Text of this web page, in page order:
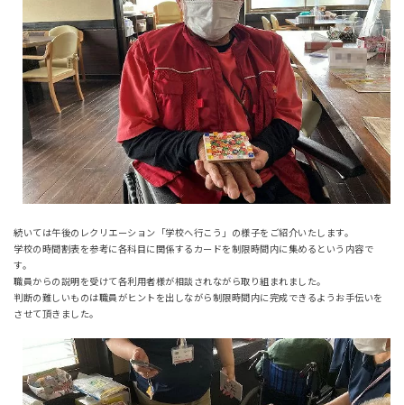
続いては午後のレクリエーション「学校へ行こう」の様子をご紹介いたします。
学校の時間割表を参考に各科目に関係するカードを制限時間内に集めるという内容で
す。
職員からの説明を受けて各利用者様が相談されながら取り組まれました。
判断の難しいものは職員がヒントを出しながら制限時間内に完成できるようお手伝いを
させて頂きました。